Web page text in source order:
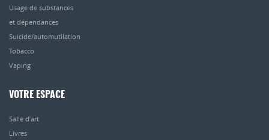
Usage de substances
et dépendances
Suicide/automutilation
Tobacco
Vaping
VOTRE ESPACE
Salle d’art
Livres